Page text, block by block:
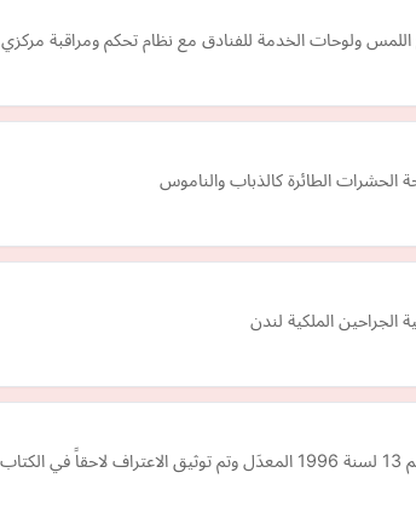
اللمس ولوحات الخدمة للفنادق مع نظام تحكم ومراقبة مركزي
الحشرات الطائرة كالذباب والناموس
الجراحين الملكية لندن